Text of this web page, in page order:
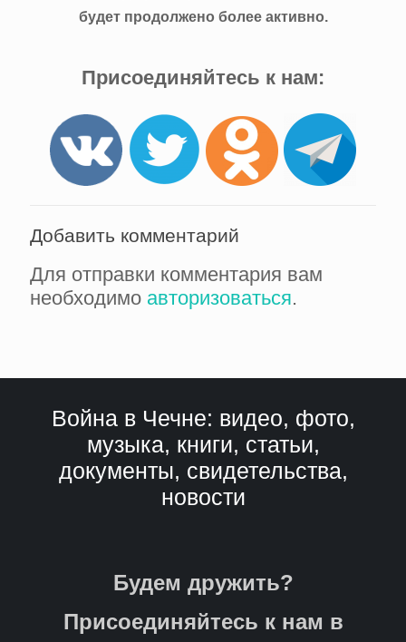
будет продолжено более активно.
Присоединяйтесь к нам:
Добавить комментарий
Для отправки комментария вам
необходимо авторизоваться.
Война в Чечне: видео, фото,
музыка, книги, статьи,
документы, свидетельства,
новости
Будем дружить?
Присоединяйтесь к нам в